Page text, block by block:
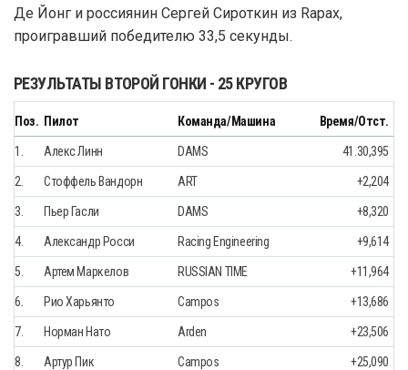
Де Йонг и россиянин Сергей Сироткин из Rapax,
проигравший победителю 33,5 секунды.
РЕЗУЛЬТАТЫ ВТОРОЙ ГОНКИ - 25 КРУГОВ
Поз. Пилот Команда/Машина Время/Отст.
1. Алекс Линн DAMS 41.30,395
2. Стоффель Вандорн ART +2,204
3. Пьер Гасли DAMS +8,320
4. Александр Росси Racing Engineering +9,614
5. Артем Маркелов RUSSIAN TIME +11,964
6. Рио Харьянто Campos +13,686
7. Норман Нато Arden +23,506
8. Артур Пик Campos +25,090